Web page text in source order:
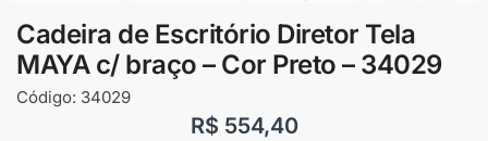
Cadeira de Escritório Diretor Tela
MAYA c/ braço – Cor Preto – 34029
Código: 34029
R$ 554,40